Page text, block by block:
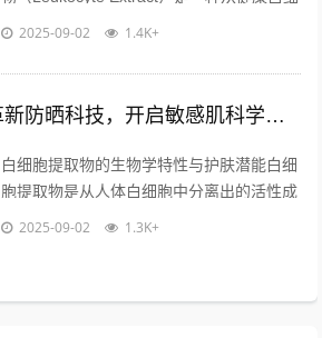
胞中分离纯化的生物活性成分集合体，包含
2025-09-02 1.4K+
白细胞提取物，革新防晒科技，开启敏感肌科学防护新纪元
白细胞提取物的生物学特性与护肤潜能白细
胞提取物是从人体白细胞中分离出的活性成
分集合体，富含多种生物活性物质，包括抗
2025-09-02 1.3K+